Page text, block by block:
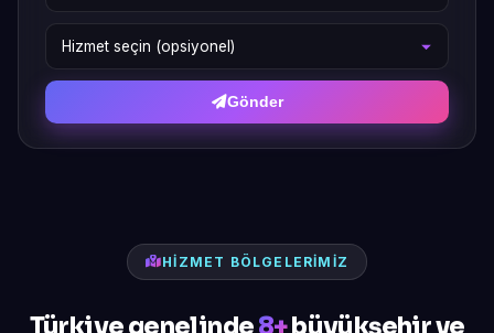
Gönder
HIZMET BÖLGELERIMIZ
Türkiye genelinde8+büyükşehir ve